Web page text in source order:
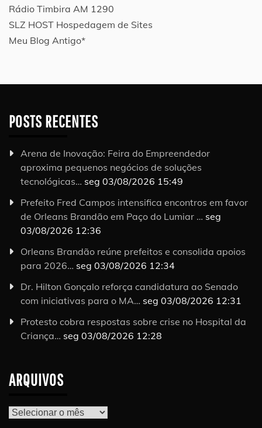
Rádio Timbira AM 1290
SLZ HOST Hospedagem de Sites
Meu Blog Antigo*
POSTS RECENTES
Arena de Inovação: Feira do Empreendedor
aproxima pequenos negócios de soluções
tecnológicas… seg 03/08/2026 15:49
Prefeito Fred Campos intensifica encontros em favor
de Orleans Brandão em Paço do Lumiar … seg
03/08/2026 12:36
Orleans Brandão reúne prefeitos e consolida apoios
para 2026… seg 03/08/2026 12:34
Dr. Hilton Gonçalo reforça candidatura ao Senado
com iniciativas para o MA… seg 03/08/2026 12:31
Protesto cobra respostas sobre crise no Hospital da
Criança… seg 03/08/2026 12:28
ARQUIVOS
Arquivos